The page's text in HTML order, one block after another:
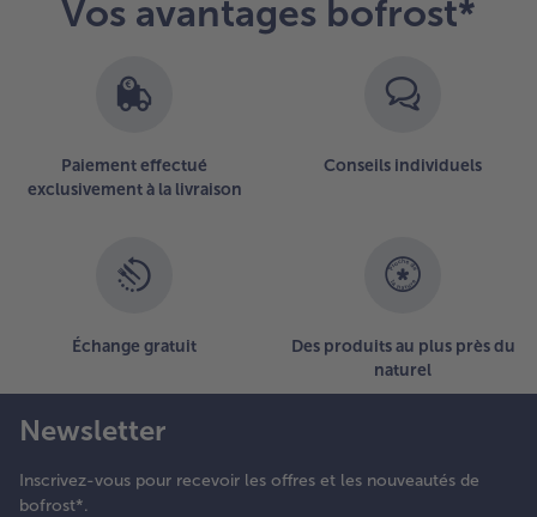
Vos avantages bofrost*
Paiement effectué
exclusivement à la livraison
Conseils individuels
Échange gratuit
Des produits au plus près du
naturel
Newsletter
Inscrivez-vous pour recevoir les offres et les nouveautés de
bofrost*.